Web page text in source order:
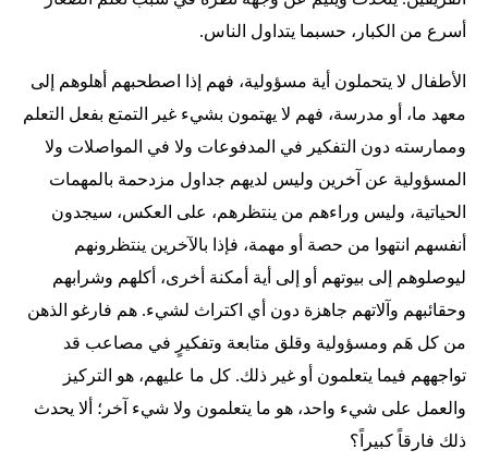
أسرع من الكبار، حسبما يتداول الناس.
الأطفال لا يتحملون أية مسؤولية، فهم إذا اصطحبهم أهلوهم إلى
معهد ما، أو مدرسة، فهم لا يهتمون بشيء غير التمتع بفعل التعلم
وممارسته دون التفكير في المدفوعات ولا في المواصلات ولا
المسؤولية عن آخرين وليس لديهم جداول مزدحمة بالمهمات
الحياتية، وليس وراءهم من ينتظرهم، على العكس، سيجدون
أنفسهم انتهوا من حصة أو مهمة، فإذا بالآخرين ينتظرونهم
ليوصلوهم إلى بيوتهم أو إلى أية أمكنة أخرى، أكلهم وشرابهم
وحقائبهم وآلاتهم جاهزة دون أي اكتراث لشيء. هم فارغو الذهن
من كل هَم ومسؤولية وقلق متابعة وتفكيرٍ في مصاعب قد
تواجههم فيما يتعلمون أو غير ذلك. كل ما عليهم، هو التركيز
والعمل على شيء واحد، هو ما يتعلمون ولا شيء آخر؛ ألا يحدث
ذلك فارقاً كبيراً؟